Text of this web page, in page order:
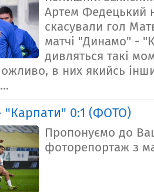
Артем Федецький
скасували гол
матчі "Динамо" -
дивляться такі
в них якийсь
0:1 (ФОТО)
Пропонуємо до
фоторепортаж з